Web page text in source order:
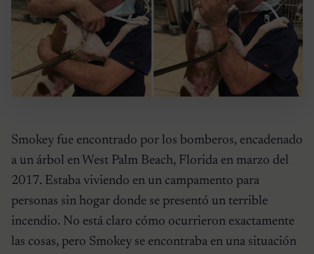
Smokey fue encontrado por los bomberos, encadenado
a un árbol en West Palm Beach, Florida en marzo del
2017. Estaba viviendo en un campamento para
personas sin hogar donde se presentó un terrible
incendio. No está claro cómo ocurrieron exactamente
las cosas, pero Smokey se encontraba en una situación